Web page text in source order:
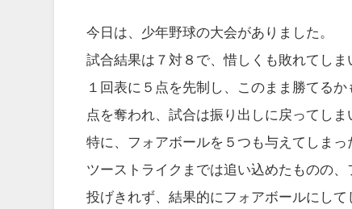
今日は、少年野球の大会がありました。
試合結果は７対８で、惜しくも敗れてしま
１回表に５点を先制し、このまま勝てる
点を奪われ、試合は振り出しに戻ってしま
特に、フォアボールを５つも与えてしま
ツーストライクまでは追い込めたものの
投げきれず、結果的にフォアボールにして